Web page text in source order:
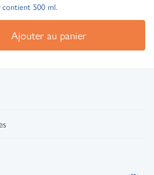
contient 500 ml.
Ajouter au panier